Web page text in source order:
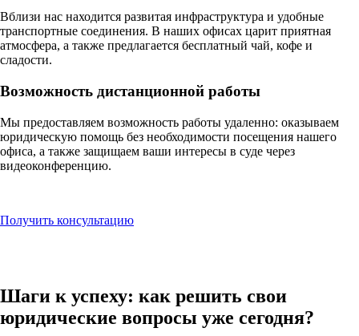
Вблизи нас находится развитая инфраструктура и удобные
транспортные соединения. В наших офисах царит приятная
атмосфера, а также предлагается бесплатный чай, кофе и
сладости.
Возможность дистанционной работы
Мы предоставляем возможность работы удаленно: оказываем
юридическую помощь без необходимости посещения нашего
офиса, а также защищаем ваши интересы в суде через
видеоконференцию.
Получить консультацию
Шаги к успеху: как решить свои
юридические вопросы уже сегодня?